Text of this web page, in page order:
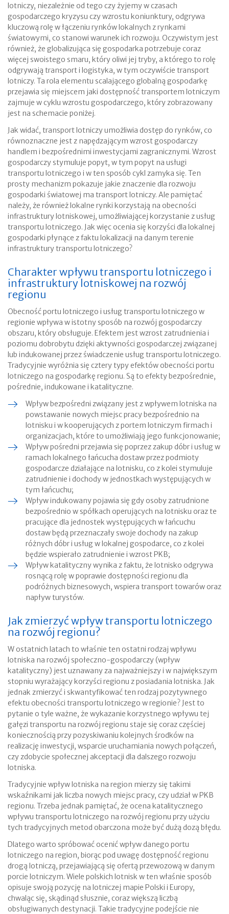
lotniczy, niezależnie od tego czy żyjemy w czasach
gospodarczego kryzysu czy wzrostu koniunktury, odgrywa
kluczową rolę w łączeniu rynków lokalnych z rynkami
światowymi, co stanowi warunek ich rozwoju. Oczywistym jest
również, że globalizująca się gospodarka potrzebuje coraz
więcej swoistego smaru, który oliwi jej tryby, a którego to rolę
odgrywają transport i logistyka, w tym oczywiście transport
lotniczy. Ta rola elementu scalającego globalną gospodarkę
przejawia się miejscem jaki dostępność transportem lotniczym
zajmuje w cyklu wzrostu gospodarczego, który zobrazowany
jest na schemacie poniżej.
Jak widać, transport lotniczy umożliwia dostęp do rynków, co
równoznaczne jest z napędzającym wzrost gospodarczy
handlem i bezpośrednimi inwestycjami zagranicznymi. Wzrost
gospodarczy stymuluje popyt, w tym popyt na usługi
transportu lotniczego i w ten sposób cykl zamyka się. Ten
prosty mechanizm pokazuje jakie znaczenie dla rozwoju
gospodarki światowej ma transport lotniczy. Ale pamiętać
należy, że również lokalne rynki korzystają na obecności
infrastruktury lotniskowej, umożliwiającej korzystanie z usług
transportu lotniczego. Jak więc ocenia się korzyści dla lokalnej
gospodarki płynące z faktu lokalizacji na danym terenie
infrastruktury transportu lotniczego?
Charakter wpływu transportu lotniczego i
infrastruktury lotniskowej na rozwój
regionu
Obecność portu lotniczego i usług transportu lotniczego w
regionie wpływa w istotny sposób na rozwój gospodarczy
obszaru, który obsługuje. Efektem jest wzrost zatrudnienia i
poziomu dobrobytu dzięki aktywności gospodarczej związanej
lub indukowanej przez świadczenie usług transportu lotniczego.
Tradycyjnie wyróżnia się cztery typy efektów obecności portu
lotniczego na gospodarkę regionu. Są to efekty bezpośrednie,
pośrednie, indukowane i katalityczne.
Wpływ bezpośredni związany jest z wpływem lotniska na
powstawanie nowych miejsc pracy bezpośrednio na
lotnisku i w kooperujących z portem lotniczym firmach i
organizacjach, które to umożliwiają jego funkcjonowanie;
Wpływ pośredni przejawia się poprzez zakup dóbr i usług w
ramach lokalnego łańcucha dostaw przez podmioty
gospodarcze działające na lotnisku, co z kolei stymuluje
zatrudnienie i dochody w jednostkach występujących w
tym łańcuchu;
Wpływ indukowany pojawia się gdy osoby zatrudnione
bezpośrednio w spółkach operujących na lotnisku oraz te
pracujące dla jednostek występujących w łańcuchu
dostaw będą przeznaczały swoje dochody na zakup
różnych dóbr i usług w lokalnej gospodarce, co z kolei
będzie wspierało zatrudnienie i wzrost PKB;
Wpływ katalityczny wynika z faktu, że lotnisko odgrywa
rosnącą rolę w poprawie dostępności regionu dla
podróżnych biznesowych, wspiera transport towarów oraz
napływ turystów.
Jak zmierzyć wpływ transportu lotniczego
na rozwój regionu?
W ostatnich latach to właśnie ten ostatni rodzaj wpływu
lotniska na rozwój społeczno-gospodarczy (wpływ
katalityczny) jest uznawany za najważniejszy i w największym
stopniu wyrażający korzyści regionu z posiadania lotniska. Jak
jednak zmierzyć i skwantyfikować ten rodzaj pozytywnego
efektu obecności transportu lotniczego w regionie? Jest to
pytanie o tyle ważne, że wykazanie korzystnego wpływu tej
gałęzi transportu na rozwój regionu staje się coraz częściej
koniecznością przy pozyskiwaniu kolejnych środków na
realizację inwestycji, wsparcie uruchamiania nowych połączeń,
czy zdobycie społecznej akceptacji dla dalszego rozwoju
lotniska.
Tradycyjnie wpływ lotniska na region mierzy się takimi
wskaźnikami jak liczba nowych miejsc pracy, czy udział w PKB
regionu. Trzeba jednak pamiętać, że ocena katalitycznego
wpływu transportu lotniczego na rozwój regionu przy użyciu
tych tradycyjnych metod obarczona może być dużą dozą błędu.
Dlatego warto spróbować ocenić wpływ danego portu
lotniczego na region, biorąc pod uwagę dostępność regionu
drogą lotniczą, przejawiającą się ofertą przewozową w danym
porcie lotniczym. Wiele polskich lotnisk w ten właśnie sposób
opisuje swoją pozycję na lotniczej mapie Polski i Europy,
chwaląc się, skądinąd słusznie, coraz większą liczbą
obsługiwanych destynacji. Takie tradycyjne podejście nie